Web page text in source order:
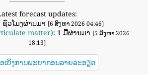
forecast updates:
ຊົ່ວໂມງຜ່ານມາ [6 ສິງຫາ 2026 04:46]
matter): 1 ມື້ຜ່ານມາ [5 ສິງຫາ 2026
18:13]
ເບິ່ງການພະຍາກອນລາຍລະອຽດ